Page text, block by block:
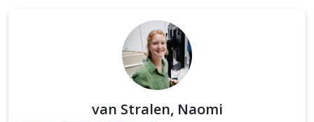
van Stralen, Naomi